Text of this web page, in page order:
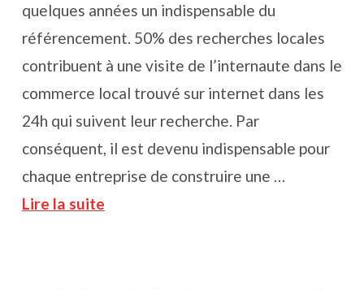
quelques années un indispensable du
référencement. 50% des recherches locales
contribuent à une visite de l’internaute dans le
commerce local trouvé sur internet dans les
24h qui suivent leur recherche. Par
conséquent, il est devenu indispensable pour
chaque entreprise de construire une …
Lire la suite